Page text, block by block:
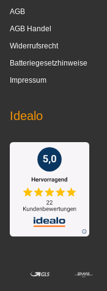
AGB
AGB Handel
Widerrufsrecht
Batteriegesetzhinweise
Impressum
Idealo